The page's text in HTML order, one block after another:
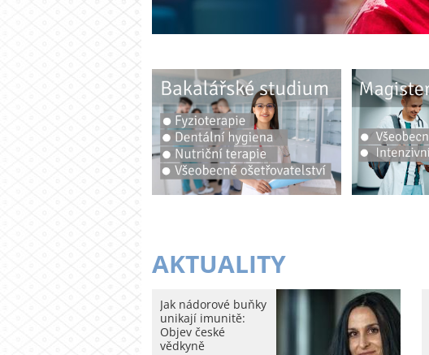
AKTUALITY
Jak nádorové buňky
unikají imunitě:
Objev české
vědkyně